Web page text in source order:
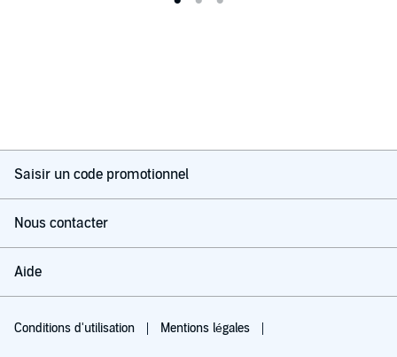
Saisir un code promotionnel
Nous contacter
Aide
Conditions d'utilisation Mentions légales